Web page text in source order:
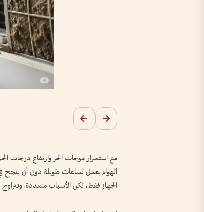
مع استمرار موجات الحر وارتفاع درجات
الهواء يعمل لساعات طويلة دون أن ينجح
الجهاز فقط، لكن الأسباب متعددة،